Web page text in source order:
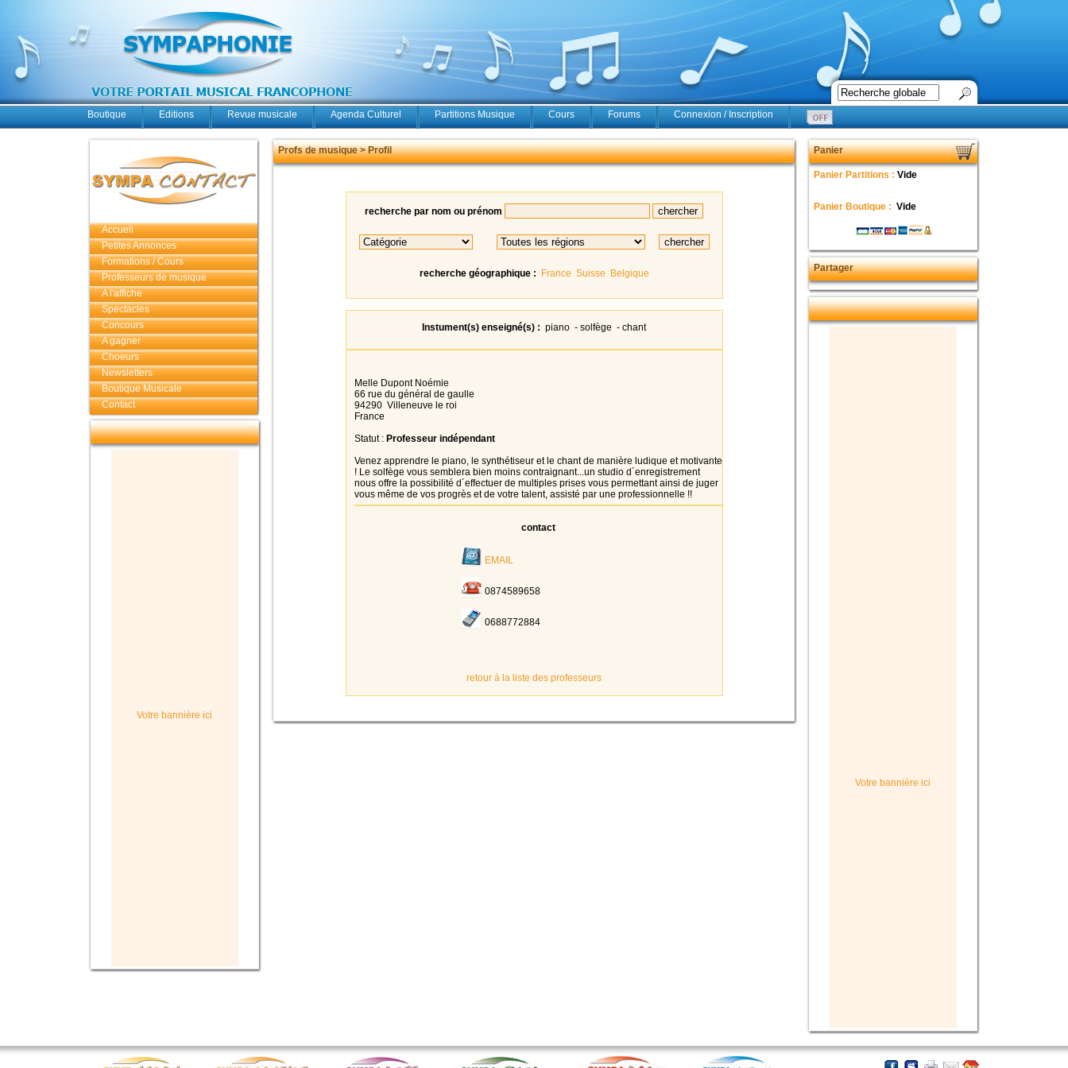
Boutique Editions Revue musicale Agenda Culturel Partitions Musique Cours Forums Connexion / Inscription
Accueil
Petites Annonces
Formations / Cours
Professeurs de musique
A l'affiche
Spectacles
Concours
A gagner
Choeurs
Newsletters
Boutique Musicale
Contact
Votre bannière ici
Profs de musique > Profil
recherche par nom ou prénom
recherche géographique : France Suisse Belgique
Instument(s) enseigné(s) : piano - solfège - chant
Melle Dupont Noémie
66 rue du général de gaulle
94290 Villeneuve le roi
France
Statut : Professeur indépendant
Venez apprendre le piano, le synthétiseur et le chant de manière ludique et motivante
! Le solfège vous semblera bien moins contraignant...un studio d´enregistrement
nous offre la possibilité d´effectuer de multiples prises vous permettant ainsi de juger
vous même de vos progrès et de votre talent, assisté par une professionnelle !!
contact
EMAIL
0874589658
0688772884
retour à la liste des professeurs
Panier
Panier Partitions : Vide
Panier Boutique : Vide
Partager
Votre bannière ici